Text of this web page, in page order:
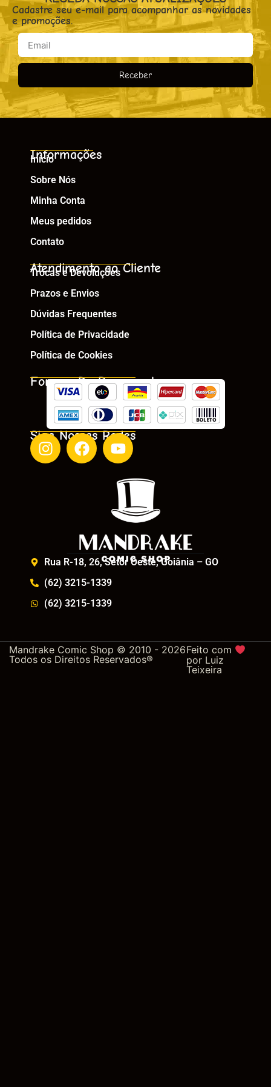
Cadastre seu e-mail para acompanhar as novidades
e promoções.
Receber
Informações
Início
Sobre Nós
Minha Conta
Meus pedidos
Contato
Atendimento ao Cliente
Trocas e Devoluções
Prazos e Envios
Dúvidas Frequentes
Política de Privacidade
Política de Cookies
Formas De Pagamento
Siga Nossas Redes
Rua R-18, 26, Setor Oeste, Goiânia – GO
(62) 3215-1339
(62) 3215-1339
Mandrake Comic Shop © 2010 - 2026
Todos os Direitos Reservados®
Feito com
por Luiz
Teixeira